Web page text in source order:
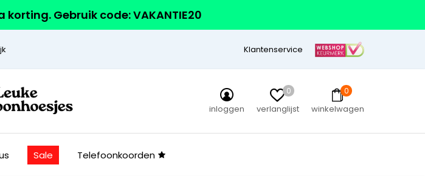
Gebruik code: VAKANTIE20
Klantenservice
inloggen
0
verlanglijst
0
winkelwagen
Sale Telefoonkoorden